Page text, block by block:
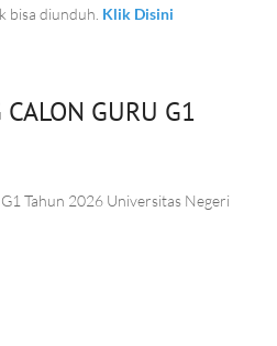
bisa diunduh. Klik Disini
CALON GURU G1
Tahun 2026 Universitas Negeri